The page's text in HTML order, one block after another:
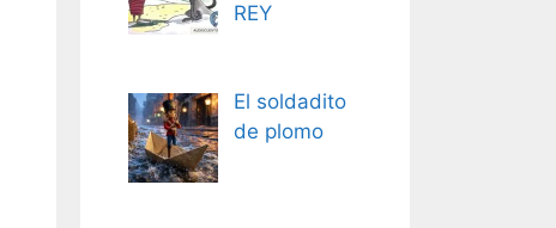
REY
El soldadito
de plomo